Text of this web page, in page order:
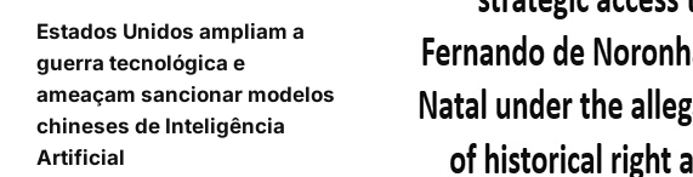
Estados Unidos ampliam a
guerra tecnológica e
ameaçam sancionar modelos
chineses de Inteligência
Artificial